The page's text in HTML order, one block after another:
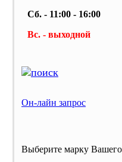
Сб. - 11:00 - 16:00
Вс. - выходной
Он-лайн запрос
Выберите марку